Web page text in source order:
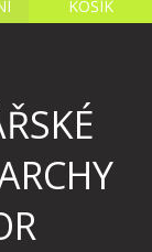
KOŠÍK